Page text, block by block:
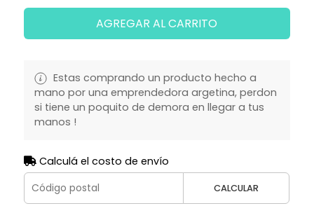
AGREGAR AL CARRITO
Estas comprando un producto hecho a
mano por una emprendedora argetina, perdon
si tiene un poquito de demora en llegar a tus
manos !
Calculá el costo de envío
CALCULAR